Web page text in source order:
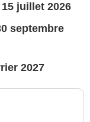
15 juillet 2026
septembre
2027